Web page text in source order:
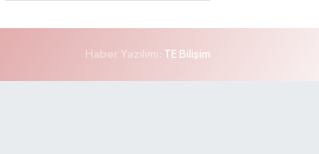
Haber Yazılımı: TE Bilişim